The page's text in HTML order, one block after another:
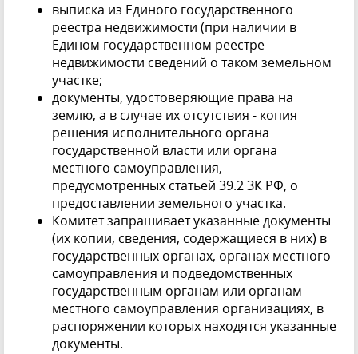
выписка из Единого государственного
реестра недвижимости (при наличии в
Едином государственном реестре
недвижимости сведений о таком земельном
участке;
документы, удостоверяющие права на
землю, а в случае их отсутствия - копия
решения исполнительного органа
государственной власти или органа
местного самоуправления,
предусмотренных статьей 39.2 ЗК РФ, о
предоставлении земельного участка.
Комитет запрашивает указанные документы
(их копии, сведения, содержащиеся в них) в
государственных органах, органах местного
самоуправления и подведомственных
государственным органам или органам
местного самоуправления организациях, в
распоряжении которых находятся указанные
документы.